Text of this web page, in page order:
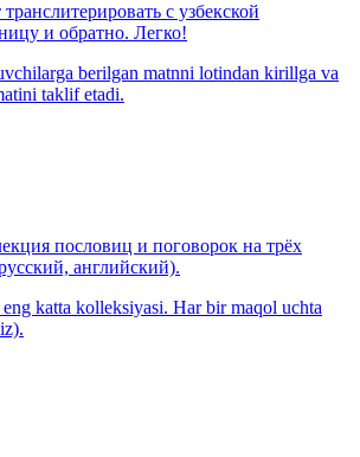
с узбекской
и обратно. Легко!
berilgan matnni lotindan kirillga va
taklif etadi.
пословиц и поговорок на трёх
английский).
katta kolleksiyasi. Har bir maqol uchta